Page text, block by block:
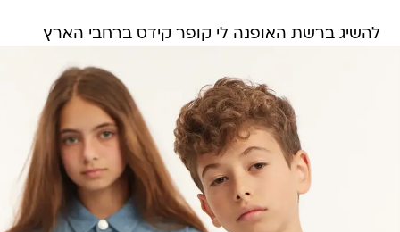
להשיג ברשת האופנה לי קופר קידס ברחבי הארץ